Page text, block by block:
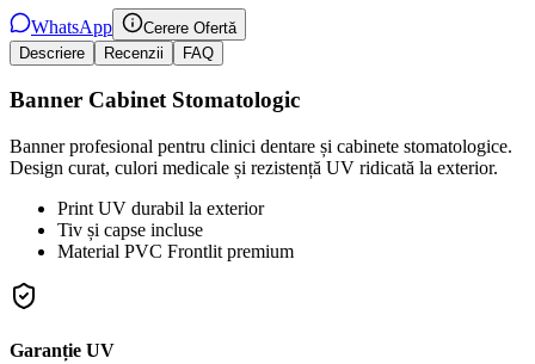
WhatsApp
Cerere Ofertă
Descriere
Recenzii FAQ
Banner Cabinet Stomatologic
Banner profesional pentru clinici dentare și cabinete stomatologice.
Design curat, culori medicale și rezistență UV ridicată la exterior.
Print UV durabil la exterior
Tiv și capse incluse
Material PVC Frontlit premium
Garanție UV